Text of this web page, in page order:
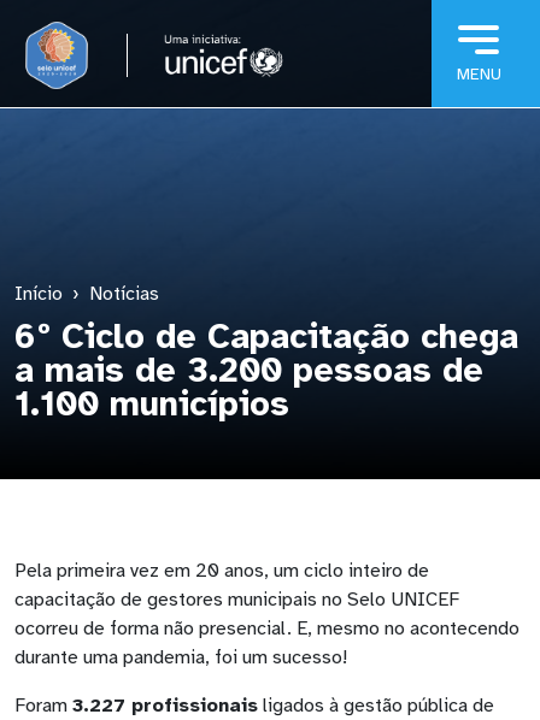
Início Notícias
6º Ciclo de Capacitação chega
a mais de 3.200 pessoas de
1.100 municípios
Pela primeira vez em 20 anos, um ciclo inteiro de
capacitação de gestores municipais no Selo UNICEF
ocorreu de forma não presencial. E, mesmo no acontecendo
durante uma pandemia, foi um sucesso!
Foram 3.227 profissionais ligados à gestão pública de